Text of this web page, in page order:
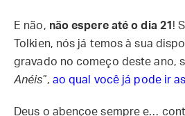
E não, não espere até o dia 21 !
Tolkien, nós já temos à sua
gravado no começo deste ano,
Anéis”, ao qual você já pode ir
Deus o abençoe sempre e…